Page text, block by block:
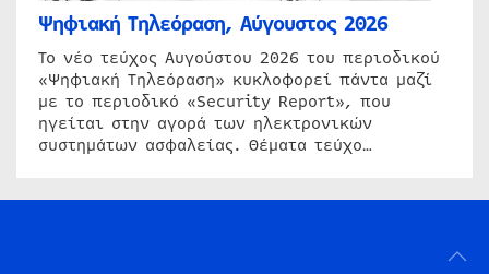
Ψηφιακή Τηλεόραση, Αύγουστος 2026
Το νέο τεύχος Αυγούστου 2026 του περιοδικού
«Ψηφιακή Τηλεόραση» κυκλοφορεί πάντα μαζί
με το περιοδικό «Security Report», που
ηγείται στην αγορά των ηλεκτρονικών
συστημάτων ασφαλείας. Θέματα τεύχο…